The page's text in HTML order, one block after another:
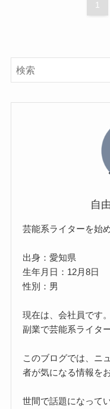
1
自
芸能系ライターを始
出身：愛知県
生年月日：12月8日
性別：男
現在は、会社員です。
副業で芸能系ライタ
このブログでは、ニ
者が気になる情報を
世間で話題になって